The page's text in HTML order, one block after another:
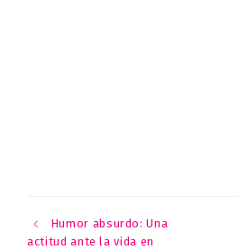
Post
Humor absurdo: Una
actitud ante la vida en